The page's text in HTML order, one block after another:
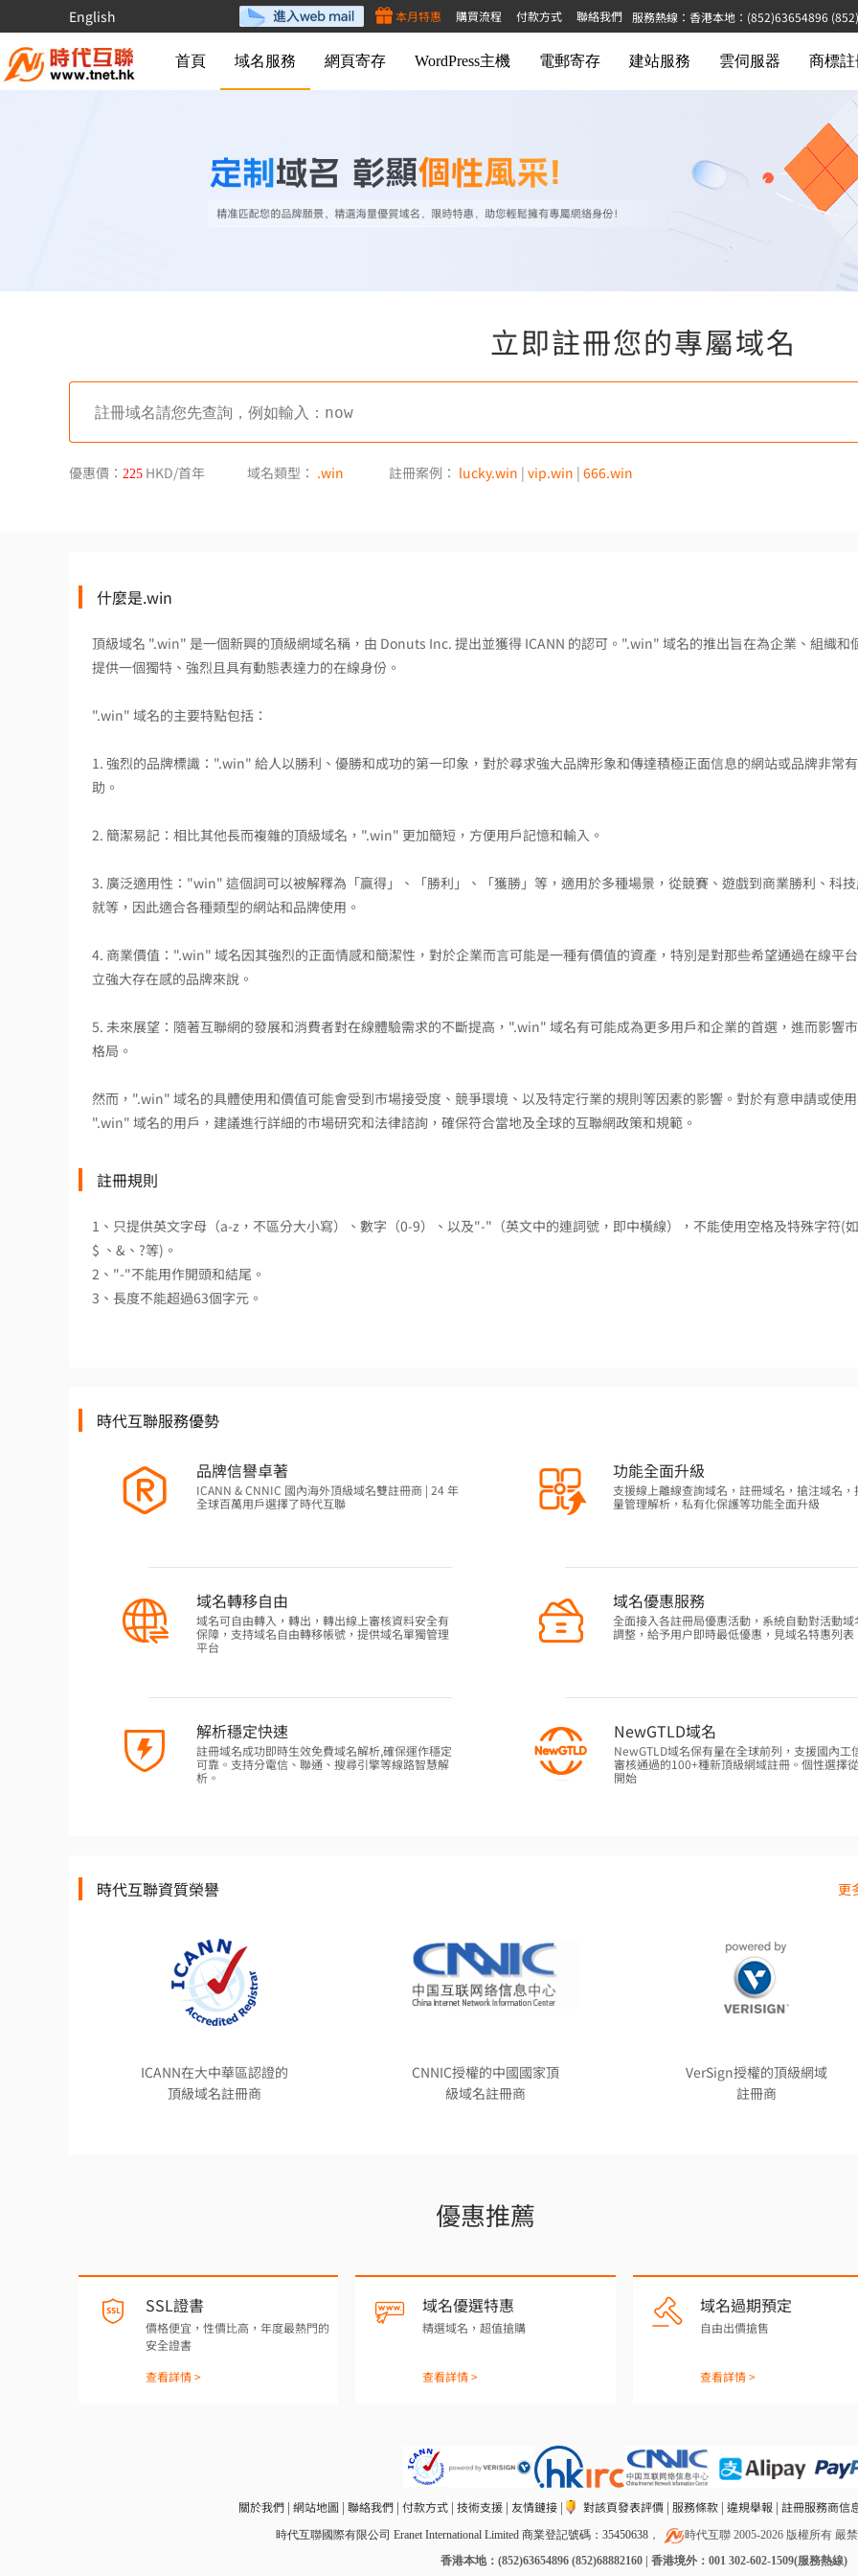
English 服務熱線：香港本地：(852)63654896
本月特惠 購買流程 付款方式 聯絡我們
首頁 域名服務 網頁寄存 WordPress主機 電郵寄存 建站服務 雲伺服器 商標註
立即註冊您的專屬域名
優惠價： 225 HKD/首年 域名類型： .win 註冊案例： lucky.win | vip.win | 666.win
什麼是.win
頂級域名 ".win" 是一個新興的頂級網域名稱，由 Donuts Inc. 提出並獲得 ICANN 的認可。".win" 域名的推出旨在為企業、組織和
提供一個獨特、強烈且具有動態表達力的在線身份。
".win" 域名的主要特點包括：
1. 強烈的品牌標識：".win" 給人以勝利、優勝和成功的第一印象，對於尋求強大品牌形象和傳達積極正面信息的網站或品牌非常
助。
2. 簡潔易記：相比其他長而複雜的頂級域名，".win" 更加簡短，方便用戶記憶和輸入。
3. 廣泛適用性："win" 這個詞可以被解釋為「贏得」、「勝利」、「獲勝」等，適用於多種場景，從競賽、遊戲到商業勝利、科
就等，因此適合各種類型的網站和品牌使用。
4. 商業價值：".win" 域名因其強烈的正面情感和簡潔性，對於企業而言可能是一種有價值的資產，特別是對那些希望通過在線平
立強大存在感的品牌來說。
5. 未來展望：隨著互聯網的發展和消費者對在線體驗需求的不斷提高，".win" 域名有可能成為更多用戶和企業的首選，進而影響
格局。
然而，".win" 域名的具體使用和價值可能會受到市場接受度、競爭環境、以及特定行業的規則等因素的影響。對於有意申請或使用
".win" 域名的用戶，建議進行詳細的市場研究和法律諮詢，確保符合當地及全球的互聯網政策和規範。
註冊規則
1、只提供英文字母（a-z，不區分大小寫）、數字（0-9）、以及"-"（英文中的連詞號，即中橫線），不能使用空格及特殊字符(
$ 、&、?等)。
2、"-"不能用作開頭和結尾。
3、長度不能超過63個字元。
時代互聯服務優勢
品牌信譽卓著
ICANN & CNNIC 國內海外頂級域名雙註冊商 | 24 年
全球百萬用戶選擇了時代互聯
功能全面升級
支援線上離線查詢域名，註冊域名，搶注域名，
量管理解析，私有化保護等功能全面升級
域名轉移自由
域名可自由轉入，轉出，轉出線上審核資料安全有
保障，支持域名自由轉移帳號，提供域名單獨管理
平台
域名優惠服務
全面接入各註冊局優惠活動，系統自動對活動域
調整，給予用户即時最低優惠，見域名特惠列表
解析穩定快速
註冊域名成功即時生效免費域名解析,確保運作穩定
可靠。支持分電信、聯通、搜尋引擎等線路智慧解
析。
NewGTLD域名
NewGTLD域名保有量在全球前列，支援國內工
審核通過的100+種新頂級網域註冊。個性選擇
開始
時代互聯資質榮譽 更
ICANN在大中華區認證的
頂級域名註冊商
CNNIC授權的中國國家頂
級域名註冊商
VerSign授權的頂級網域
註冊商
優惠推薦
SSL證書
價格便宜，性價比高，年度最熱門的
安全證書
查看詳情 >
域名優選特惠
精選域名，超值搶購
查看詳情 >
域名過期預定
自由出價搶售
查看詳情 >
關於我們 | 網站地圖 | 聯絡我們 | 付款方式 | 技術支援 | 友情鏈接 | 對該頁發表評價 | 服務條款 | 違規舉報 | 註冊服務商信
時代互聯國際有限公司 Eranet International Limited 商業登記號碼：35450638，
時代互聯 2005-2026 版權所有 嚴
香港本地：(852)63654896 (852)68882160 | 香港境外：001 302-602-1509(服務熱線)